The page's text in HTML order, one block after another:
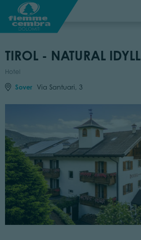
TIROL - NATURAL IDYLL
Hotel
Sover Via Santuari, 3